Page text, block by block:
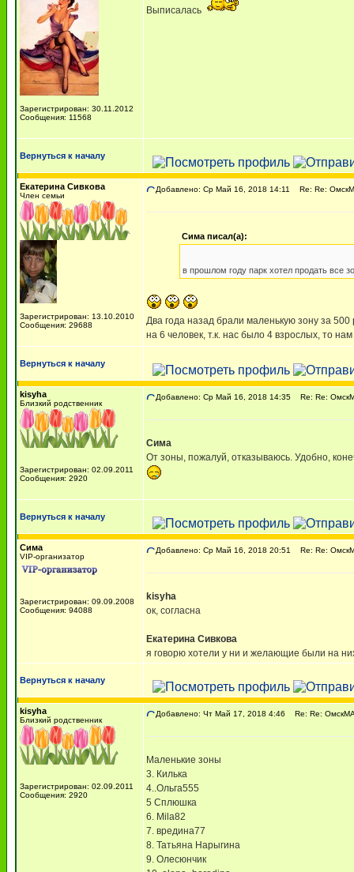
Зарегистрирован: 30.11.2012
Сообщения: 11568
Выписалась
Вернуться к началу
Екатерина Сивкова
Член семьи
Зарегистрирован: 13.10.2010
Сообщения: 29688
Добавлено: Ср Май 16, 2018 14:11 Re: Re:
Сима писал(а):
в прошлом году парк хотел продать все
Два года назад брали маленькую зону за
на 6 человек, т.к. нас было 4 взрослых, то
Вернуться к началу
kisyha
Близкий родственник
Зарегистрирован: 02.09.2011
Сообщения: 2920
Добавлено: Ср Май 16, 2018 14:35 Re: Re:
Сима
От зоны, пожалуй, отказываюсь. Удобно,
Вернуться к началу
Сима
VIP-организатор
Зарегистрирован: 09.09.2008
Сообщения: 94088
Добавлено: Ср Май 16, 2018 20:51 Re: Re:
kisyha
ок, согласна
Екатерина Сивкова
я говорю хотели у ни и желающие были на
Вернуться к началу
kisyha
Близкий родственник
Зарегистрирован: 02.09.2011
Сообщения: 2920
Добавлено: Чт Май 17, 2018 4:46 Re: Re:
Маленькие зоны
3. Килька
4..Ольга555
5 Сплюшка
6. Mila82
7. вредина77
8. Татьяна Нарыгина
9. Олесюнчик